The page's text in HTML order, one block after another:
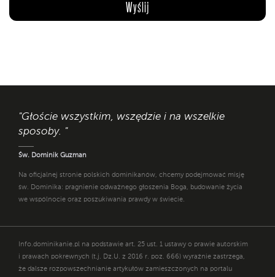
"Głoście wszystkim, wszędzie i na wszelkie
sposoby. "
Św. Dominik Guzman
Na oficjalnej stronie polskich dominikanów, chcemy podejmować misję
św. Dominika: pragnienie odważnego głoszenia Boga, budowanie życia
we wspólnocie oraz poszukiwania prawdy w świecie.
Info.dominikanie.pl na podstawie art. 25 ust. 1 ustawy o prawie autorskim
i prawach pokrewnych (t.j. Dz.U. z 2016 r. poz. 666) wyraźnie zastrzega,
że dalsze rozpowszechnianie artykułów zamieszczonych na portalu